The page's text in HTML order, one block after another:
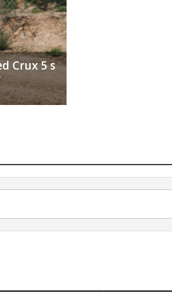
Crux 5 s